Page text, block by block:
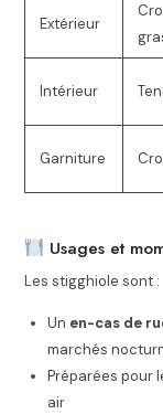
Extérieur
Intérieur
Garniture
Usages et
Les stigghiole sont :
Un en-cas de
marchés
Préparées pour
air